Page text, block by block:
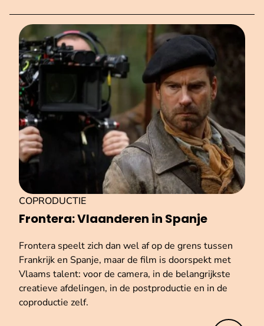
Frontera: Vlaanderen in Spanje
COPRODUCTIE
Frontera speelt zich dan wel af op de grens tussen
Frankrijk en Spanje, maar de film is doorspekt met
Vlaams talent: voor de camera, in de belangrijkste
creatieve afdelingen, in de postproductie en in de
coproductie zelf.